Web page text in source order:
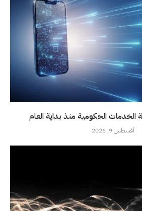
أغسطس 9, 2026